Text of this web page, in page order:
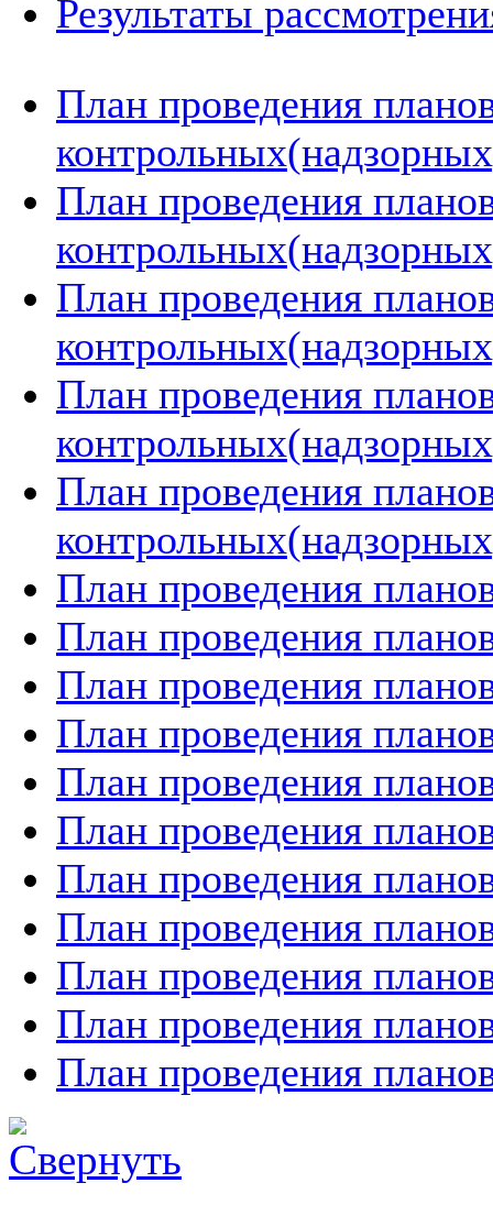
Результаты
План проведения
План проведения
План проведения
План проведения
План проведения
План проведения
План проведения
План проведения
План проведения
План проведения
План проведения
План проведения
План проведения
План проведения
План проведения
План проведения